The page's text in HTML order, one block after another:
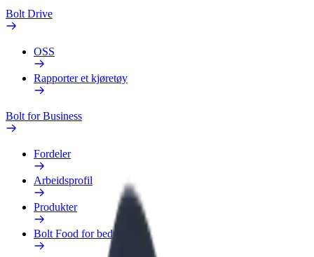
Bolt Drive
OSS
Rapporter et kjøretøy
Bolt for Business
Fordeler
Arbeidsprofil
Produkter
Bolt Food for bedrifter